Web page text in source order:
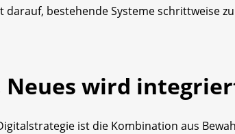
bestehende Systeme schrittweise
Neues wird
ist die Kombination aus